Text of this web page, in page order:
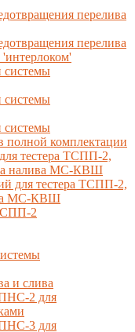
перелива
перелива
'интерлоком'
системы
системы
системы
полной комплектации
тестера ТСПП-2,
налива МС-КВШ
для тестера ТСПП-2,
МС-КВШ
2
и слива
2 для
3 для